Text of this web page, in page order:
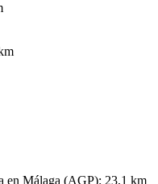
en Málaga (AGP): 23,1 km